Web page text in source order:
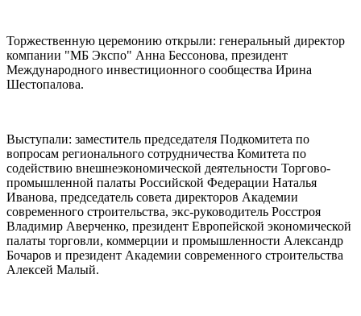
Торжественную церемонию открыли: генеральный директор
компании "МБ Экспо" Анна Бессонова, президент
Международного инвестиционного сообщества Ирина
Шестопалова.
Выступали: заместитель председателя Подкомитета по
вопросам регионального сотрудничества Комитета по
содействию внешнеэкономической деятельности Торгово-
промышленной палаты Российской Федерации Наталья
Иванова, председатель совета директоров Академии
современного строительства, экс-руководитель Росстроя
Владимир Аверченко, президент Европейской экономической
палаты торговли, коммерции и промышленности Александр
Бочаров и президент Академии современного строительства
Алексей Малый.